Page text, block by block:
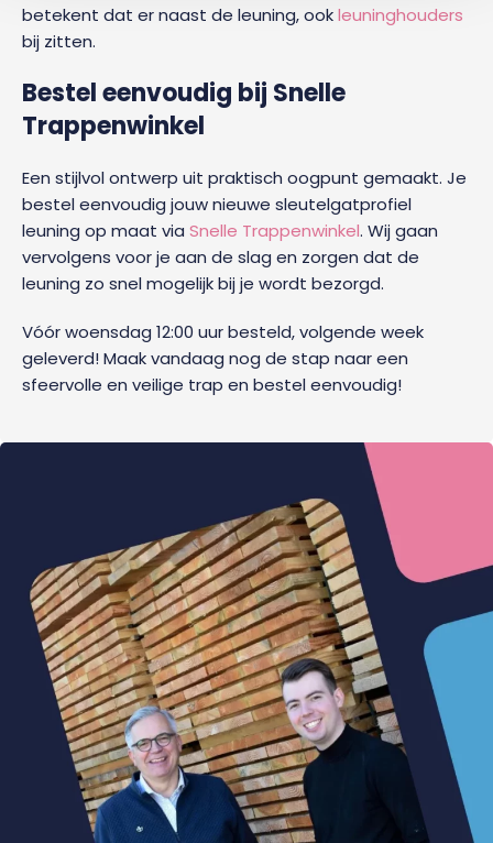
betekent dat er naast de leuning, ookleuninghouders
bij zitten.
Bestel eenvoudig bij Snelle
Trappenwinkel
Een stijlvol ontwerp uit praktisch oogpunt gemaakt. Je
bestel eenvoudig jouw nieuwe sleutelgatprofiel
leuning op maat via Snelle Trappenwinkel. Wij gaan
vervolgens voor je aan de slag en zorgen dat de
leuning zo snel mogelijk bij je wordt bezorgd.
Vóór woensdag 12:00 uur besteld, volgende week
geleverd! Maak vandaag nog de stap naar een
sfeervolle en veilige trap en bestel eenvoudig!